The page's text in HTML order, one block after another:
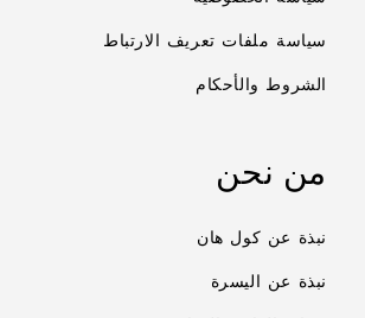
سياسة ملفات تعريف الارتباط
الشروط والأحكام
من نحن
نبذة عن كول هان
نبذة عن اليسرة